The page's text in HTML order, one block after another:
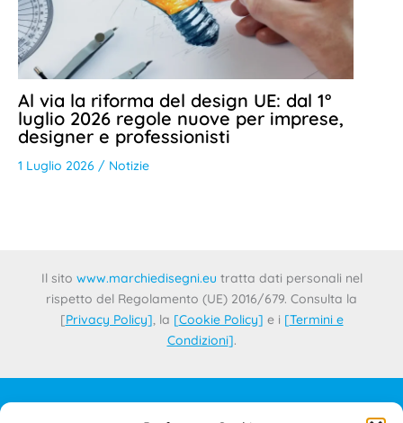
Al via la riforma del design UE: dal 1°
luglio 2026 regole nuove per imprese,
designer e professionisti
1 Luglio 2026 / Notizie
Il sito www.marchiedisegni.eu tratta dati personali nel
rispetto del Regolamento (UE) 2016/679. Consulta la
[Privacy Policy], la [Cookie Policy] e i [Termini e
Condizioni].